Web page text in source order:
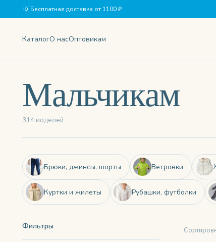
Бесплатная доставка от 1100 ₽
КаталогО насОптовикам
Мальчикам
314 моделей
Брюки, джинсы, шорты Ветровки
Куртки и жилеты Рубашки, футболки
Фильтры